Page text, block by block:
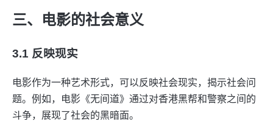
三、电影的社会意义
3.1 反映现实
电影作为一种艺术形式，可以反映社会现实，揭示社会问
题。例如，电影《无间道》通过对香港黑帮和警察之间的
斗争，展现了社会的黑暗面。